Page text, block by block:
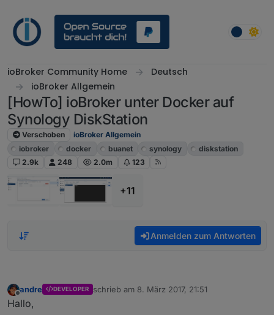
ioBroker Community Home
Deutsch
ioBroker Allgemein
[HowTo] ioBroker unter Docker auf
Synology DiskStation
Verschoben
ioBroker Allgemein
iobroker
docker buanet synology
diskstation
2.9k
248 2.0m 123
+11
Anmelden zum Antworten
Offline
andre DEVELOPER schrieb am 8. März 2017, 21:51
zuletzt editiert von
Hallo,